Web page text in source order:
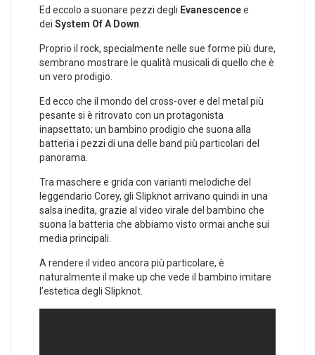
Ed eccolo a suonare pezzi degli Evanescencee
dei System Of A Down
Proprio il rock, specialmente nelle sue forme più dure,
sembrano mostrare le qualità musicali di quello che è
un vero prodigio.
Ed ecco che il mondo del cross-over e del metal più
pesante si è ritrovato con un protagonista
inapsettato; un bambino prodigio che suona alla
batteria i pezzi di una delle band più particolari del
panorama.
Tra maschere e grida con varianti melodiche del
leggendario Corey, gli Slipknot arrivano quindi in una
salsa inedita, grazie al video virale del bambino che
suona la batteria che abbiamo visto ormai anche sui
media principali.
A rendere il video ancora più particolare, è
naturalmente il make up che vede il bambino imitare
l’estetica degli Slipknot.